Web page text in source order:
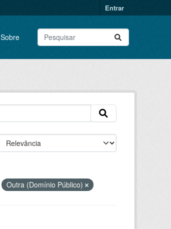
Entrar
Sobre
Outra (Domínio Público)